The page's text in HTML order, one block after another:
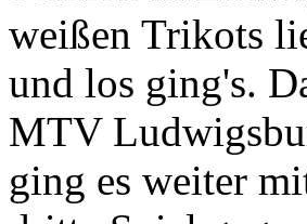
weißen Trikots
und los ging's.
MTV
ging es weiter